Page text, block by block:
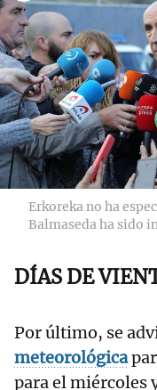
Erkoreka no ha
Balmaseda ha sido
DÍAS DE
Por último, se
meteorológica
para el miércoles